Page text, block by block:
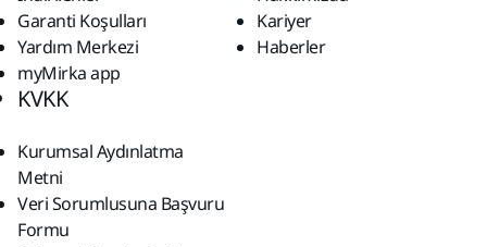
Garanti Koşulları
Yardım Merkezi
myMirka app
Kariyer
Haberler
KVKK
Kurumsal Aydınlatma
Metni
Veri Sorumlusuna Başvuru
Formu